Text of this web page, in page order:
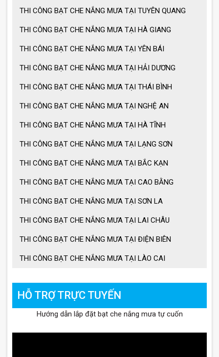
NHẤT 2021
THI CÔNG BẠT CHE NẮNG MƯA TẠI TUYÊN QUANG
THI CÔNG BẠT CHE NẮNG MƯA TẠI HÀ GIANG
THI CÔNG BẠT CHE NẮNG MƯA TẠI YÊN BÁI
THI CÔNG BẠT CHE NẮNG MƯA TẠI HẢI DƯƠNG
THI CÔNG BẠT CHE NẮNG MƯA TẠI THÁI BÌNH
THI CÔNG BẠT CHE NẮNG MƯA TẠI NGHỆ AN
THI CÔNG BẠT CHE NẮNG MƯA TẠI HÀ TĨNH
THI CÔNG BẠT CHE NẮNG MƯA TẠI LẠNG SƠN
THI CÔNG BẠT CHE NẮNG MƯA TẠI BẮC KẠN
THI CÔNG BẠT CHE NẮNG MƯA TẠI CAO BẰNG
THI CÔNG BẠT CHE NẮNG MƯA TẠI SƠN LA
THI CÔNG BẠT CHE NẮNG MƯA TẠI LAI CHÂU
THI CÔNG BẠT CHE NẮNG MƯA TẠI ĐIỆN BIÊN
THI CÔNG BẠT CHE NẮNG MƯA TẠI LÀO CAI
HỖ TRỢ TRỰC TUYẾN
Hướng dẫn lắp đặt bạt che nắng mưa tự cuốn